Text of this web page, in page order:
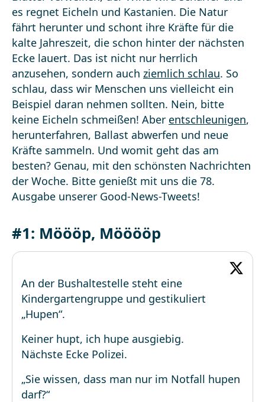
es regnet Eicheln und Kastanien. Die Natur
fährt herunter und schont ihre Kräfte für die
kalte Jahreszeit, die schon hinter der nächsten
Ecke lauert. Das ist nicht nur herrlich
anzusehen, sondern auch ziemlich schlau. So
schlau, dass wir Menschen uns vielleicht ein
Beispiel daran nehmen sollten. Nein, bitte
keine Eicheln schmeißen! Aber entschleunigen,
herunterfahren, Ballast abwerfen und neue
Kräfte sammeln. Und womit geht das am
besten? Genau, mit den schönsten Nachrichten
der Woche. Bitte genießt mit uns die 78.
Ausgabe unserer Good-News-Tweets!
#1: Möööp, Mööööp
An der Bushaltestelle steht eine
Kindergartengruppe und gestikuliert
„Hupen“.
Keiner hupt, ich hupe ausgiebig.
Nächste Ecke Polizei.
„Sie wissen, dass man nur im Notfall hupen
darf?“